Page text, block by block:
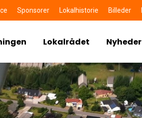
Sponsorer Lokalhistorie Billeder
Lokalrådet Nyheder